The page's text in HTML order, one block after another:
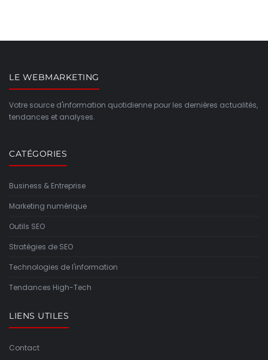
LE WEBMARKETING
Votre source d'information quotidienne pour les dernières actualités,
tendances et analyses.
CATÉGORIES
Business & Entreprise
Marketing numérique
Outils SEO
Stratégies de SEO
Technologies de l'information
Tendances High-Tech
LIENS UTILES
Contact